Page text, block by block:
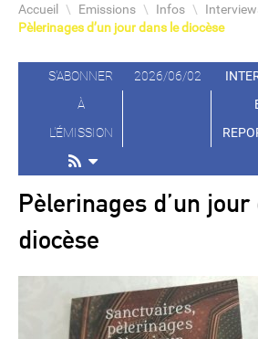
Accueil \ Emissions \ Infos \
Pèlerinages d’un jour dans le diocèse
S'ABONNER
À
L'ÉMISSION
2026/06/02
Pèlerinages d’un jour
diocèse